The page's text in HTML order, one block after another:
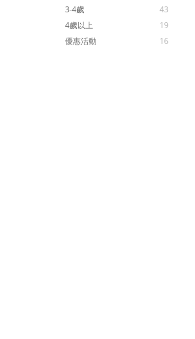
3-4歲
43
4歲以上
19
優惠活動
16